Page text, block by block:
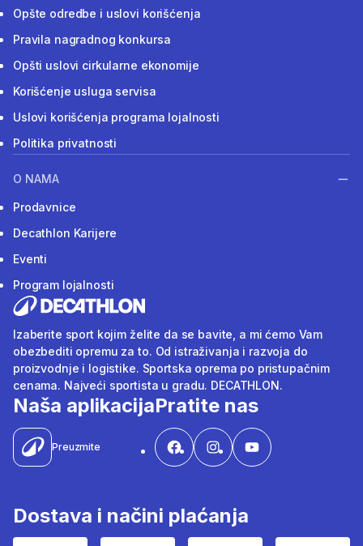
Opšte odredbe i uslovi korišćenja
Pravila nagradnog konkursa
Opšti uslovi cirkularne ekonomije
Korišćenje usluga servisa
Uslovi korišćenja programa lojalnosti
Politika privatnosti
O NAMA
Prodavnice
Decathlon Karijere
Eventi
Program lojalnosti
Izaberite sport kojim želite da se bavite, a mi ćemo Vam
obezbediti opremu za to. Od istraživanja i razvoja do
proizvodnje i logistike. Sportska oprema po pristupačnim
cenama. Najveći sportista u gradu. DECATHLON.
Naša aplikacija
Preuzmite
Pratite nas
Dostava i načini plaćanja